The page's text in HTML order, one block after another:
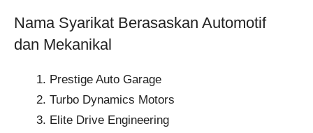
Nama Syarikat Berasaskan Automotif
dan Mekanikal
Prestige Auto Garage
Turbo Dynamics Motors
Elite Drive Engineering